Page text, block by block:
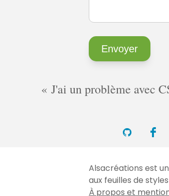
J'ai un problème avec
Alsacréations est
aux feuilles de styles
À propos et